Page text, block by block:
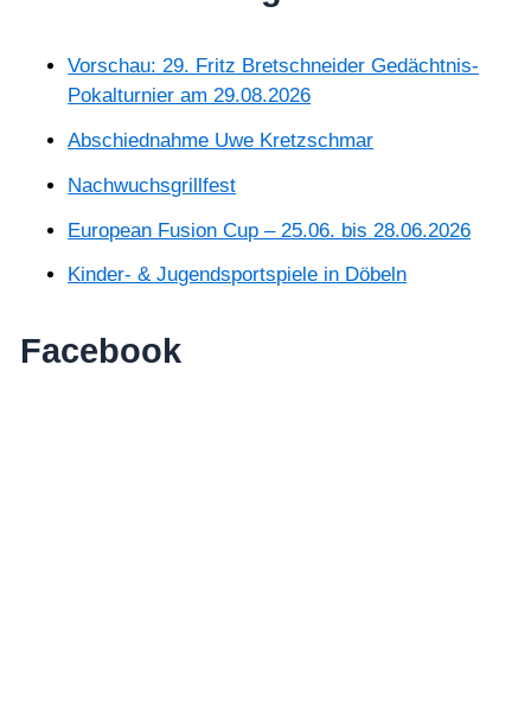
Vorschau: 29. Fritz Bretschneider Gedächtnis-
Pokalturnier am 29.08.2026
Abschiednahme Uwe Kretzschmar
Nachwuchsgrillfest
European Fusion Cup – 25.06. bis 28.06.2026
Kinder- & Jugendsportspiele in Döbeln
Facebook